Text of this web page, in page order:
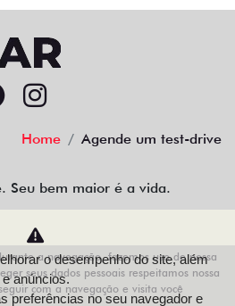
Home Agende um test-drive
Seu bem maior é a vida.
a navegação, fazemos uso de nossa
seus dados pessoais respeitamos nossa
com a navegação e visita você
o desempenho do site, além
anúncios.
preferências no seu navegador e